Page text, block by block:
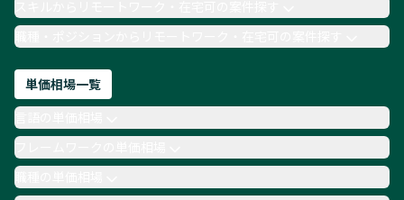
職種・ポジションからリモートワーク・在宅可の案件探す
単価相場一覧
職種の単価相場